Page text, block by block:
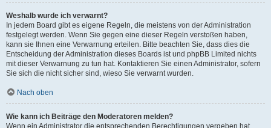
Weshalb wurde ich verwarnt?
In jedem Board gibt es eigene Regeln, die meistens von der Administration
festgelegt werden. Wenn Sie gegen eine dieser Regeln verstoßen haben,
kann sie Ihnen eine Verwarnung erteilen. Bitte beachten Sie, dass dies die
Entscheidung der Administration dieses Boards ist und phpBB Limited nichts
mit dieser Verwarnung zu tun hat. Kontaktieren Sie einen Administrator, sofern
Sie sich die nicht sicher sind, wieso Sie verwarnt wurden.
Nach oben
Wie kann ich Beiträge den Moderatoren melden?
Wenn ein Administrator die entsprechenden Berechtigungen vergeben hat,